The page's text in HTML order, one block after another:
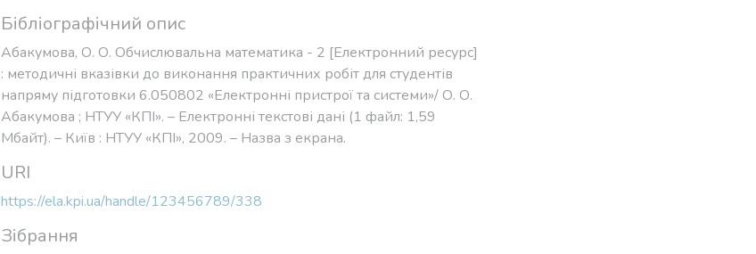
Бібліографічний опис
Абакумова, О. О. Обчислювальна математика - 2 [Електронний ресурс]
: методичні вказівки до виконання практичних робіт для студентів
напряму підготовки 6.050802 «Електронні пристрої та системи»/ О. О.
Абакумова ; НТУУ «КПІ». – Електронні текстові дані (1 файл: 1,59
Мбайт). – Київ : НТУУ «КПІ», 2009. – Назва з екрана.
URI
https://ela.kpi.ua/handle/123456789/338
Зібрання